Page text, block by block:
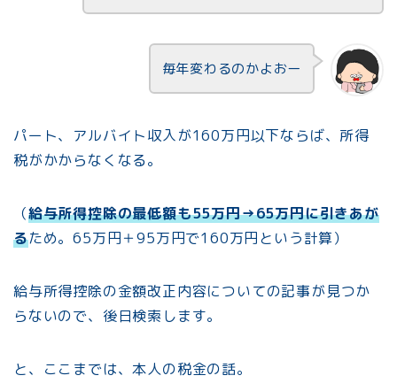
毎年変わるのかよおー
パート、アルバイト収入が160万円以下ならば、所得
税がかからなくなる。
（給与所得控除の最低額も55万円→65万円に引きあが
るため。65万円＋95万円で160万円という計算）
給与所得控除の金額改正内容についての記事が見つか
らないので、後日検索します。
と、ここまでは、本人の税金の話。